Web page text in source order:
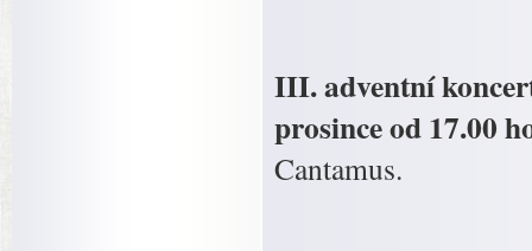
III. adventní
prosince od 17.00
Cantamus.